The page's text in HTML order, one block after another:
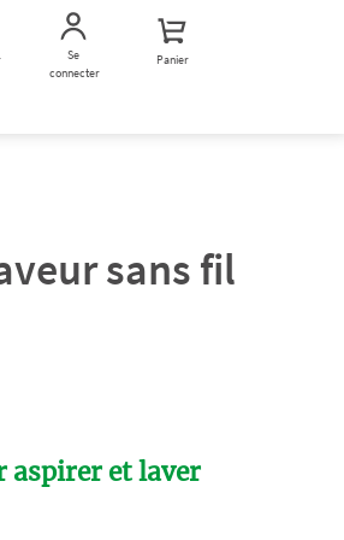
Se
connecter
Panier
sans fil
aspirer et laver